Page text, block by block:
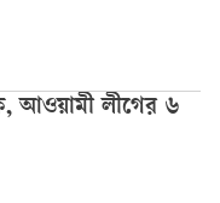
আওয়ামী লীগের ৬